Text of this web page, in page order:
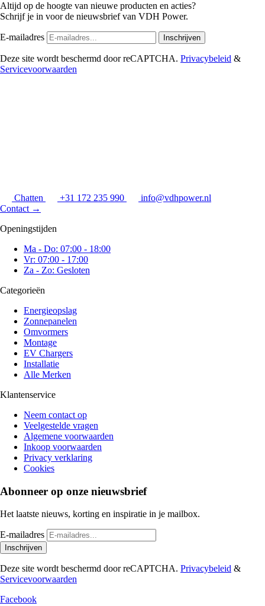
Altijd op de hoogte van nieuwe producten en acties?
Schrijf je in voor de nieuwsbrief van VDH Power.
E-mailadres Inschrijven
Deze site wordt beschermd door reCAPTCHA. Privacybeleid &
Servicevoorwaarden
Chatten +31 172 235 990
info@vdhpower.nl
Contact →
Openingstijden
Ma - Do: 07:00 - 18:00
Vr: 07:00 - 17:00
Za - Zo: Gesloten
Categorieën
Energieopslag
Zonnepanelen
Omvormers
Montage
EV Chargers
Installatie
Alle Merken
Klantenservice
Neem contact op
Veelgestelde vragen
Algemene voorwaarden
Inkoop voorwaarden
Privacy verklaring
Cookies
Abonneer op onze nieuwsbrief
Het laatste nieuws, korting en inspiratie in je mailbox.
E-mailadres
Inschrijven
Deze site wordt beschermd door reCAPTCHA. Privacybeleid &
Servicevoorwaarden
Facebook